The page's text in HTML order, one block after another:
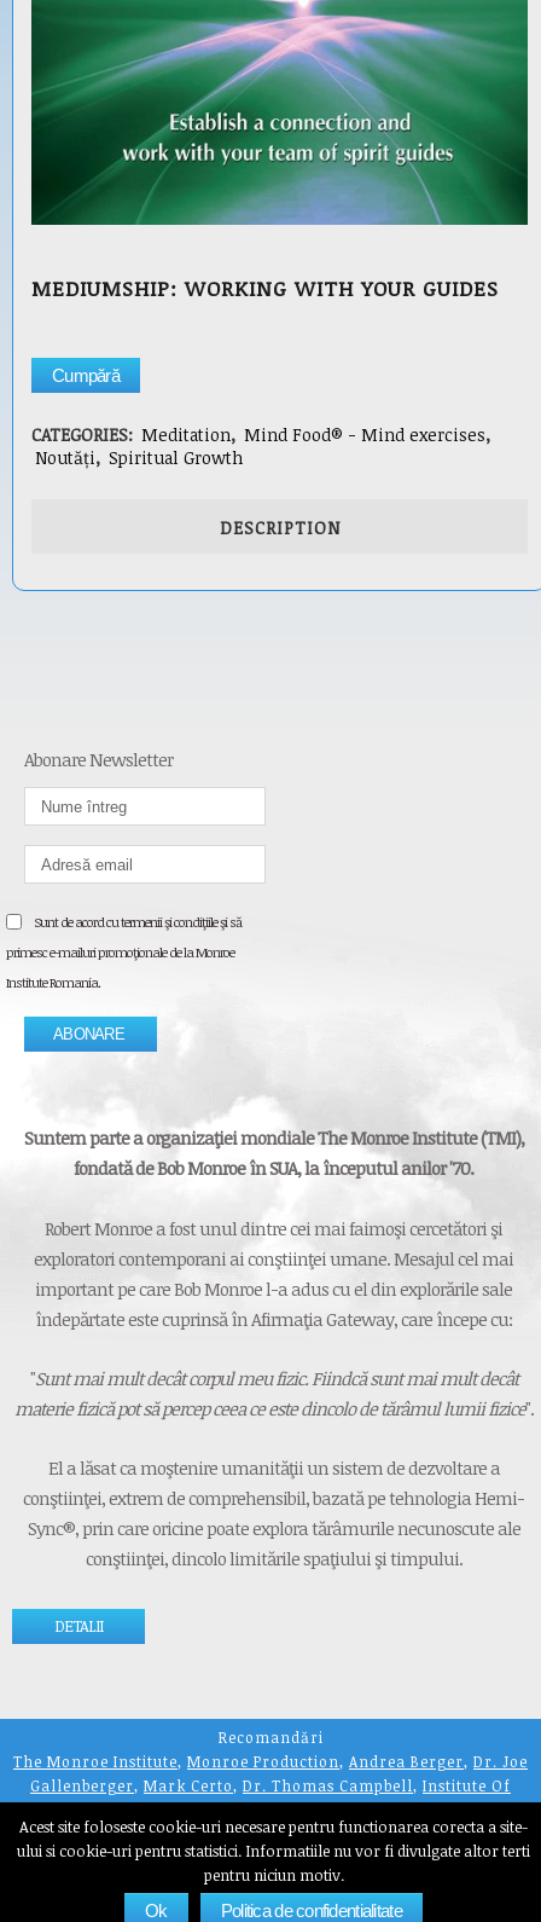
MEDIUMSHIP: WORKING WITH YOUR GUIDES
Cumpără
CATEGORIES: Meditation, Mind Food® - Mind exercises,
Noutăți, Spiritual Growth
DESCRIPTION
Abonare Newsletter
Sunt de acord cu termenii şi condiţiile şi să
primesc e-mailuri promoţionale de la Monroe
Institute Romania.
Suntem parte a organizaţiei mondiale The Monroe Institute (TMI),
fondată de Bob Monroe în SUA, la începutul anilor '70.
Robert Monroe a fost unul dintre cei mai faimoşi cercetători şi
exploratori contemporani ai conştiinţei umane. Mesajul cel mai
important pe care Bob Monroe l-a adus cu el din explorările sale
îndepărtate este cuprinsă în Afirmaţia Gateway, care începe cu:
"Sunt mai mult decât corpul meu fizic. Fiindcă sunt mai mult decât
materie fizică pot să percep ceea ce este dincolo de tărâmul lumii fizice".
El a lăsat ca moştenire umanităţii un sistem de dezvoltare a
conştiinţei, extrem de comprehensibil, bazată pe tehnologia Hemi-
Sync®, prin care oricine poate explora tărâmurile necunoscute ale
conştiinţei, dincolo limitările spaţiului şi timpului.
DETALII
Recomandări
The Monroe Institute, Monroe Production, Andrea Berger, Dr. Joe
Gallenberger, Mark Certo, Dr. Thomas Campbell, Institute Of
Despre cookie-uri,Politica de confidențialitate
© 2018 The Monroe Institute
Acest site foloseste cookie-uri necesare pentru functionarea corecta a site-
ului si cookie-uri pentru statistici. Informatiile nu vor fi divulgate altor terti
pentru niciun motiv.
Ok Politica de confidentialitate